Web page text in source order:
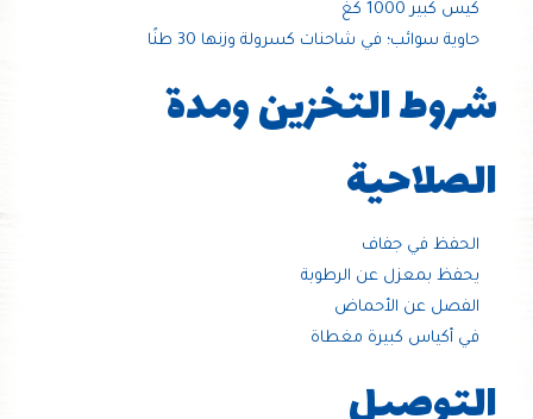
كيس كبير 1000 كغ
حاوية سوائب؛ في شاحنات كسرولة وزنها 30 طنًا
شروط التخزين ومدة
الصلاحية
الحفظ في جفاف
يحفظ بمعزل عن الرطوبة
الفصل عن الأحماض
في أكياس كبيرة مغطاة